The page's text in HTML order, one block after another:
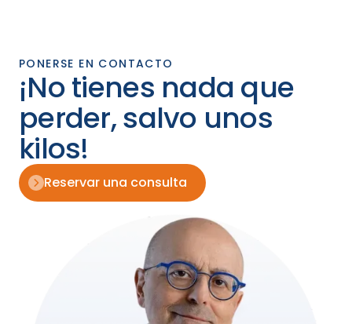
PONERSE EN CONTACTO
¡No tienes nada que
perder, salvo unos
kilos!
Reservar una consulta